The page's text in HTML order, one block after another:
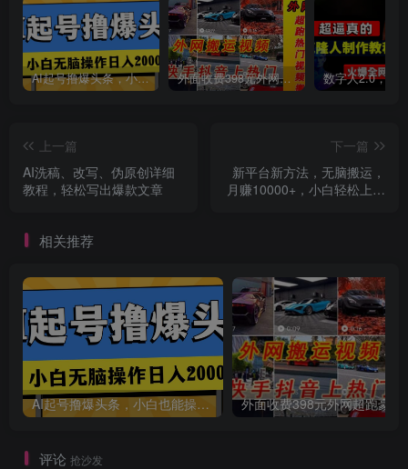
AI起号撸爆头条，小白也能操作，日入2000+ 外面收费398元外网超跑豪车汽车视频搬运至快手抖音上热门项目
上一篇
AI洗稿、改写、伪原创详细
教程，轻松写出爆款文章
下一篇
新平台新方法，无脑搬运，
月赚10000+，小白轻松上手
相关推荐
AI起号撸爆头条，小白也能操作，日入2000+
评论 抢沙发